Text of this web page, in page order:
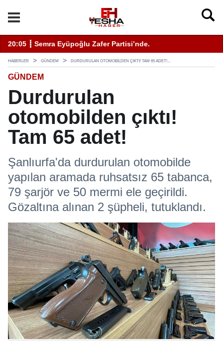
11:19 ┋ ÇEVSADER Eskişehir İl Başkanı Sinem Eltin'den
HABERLER GÜNDEM DURDURULAN OTOMOBILDEN ÇIKTI! TAM 65 ADET!...
GÜNDEM
Durdurulan
otomobilden çıktı!
Tam 65 adet!
Şanlıurfa'da durdurulan otomobilde
yapılan aramada ruhsatsız 65 tabanca,
79 şarjör ve 50 mermi ele geçirildi.
Gözaltına alınan 2 şüpheli, tutuklandı.